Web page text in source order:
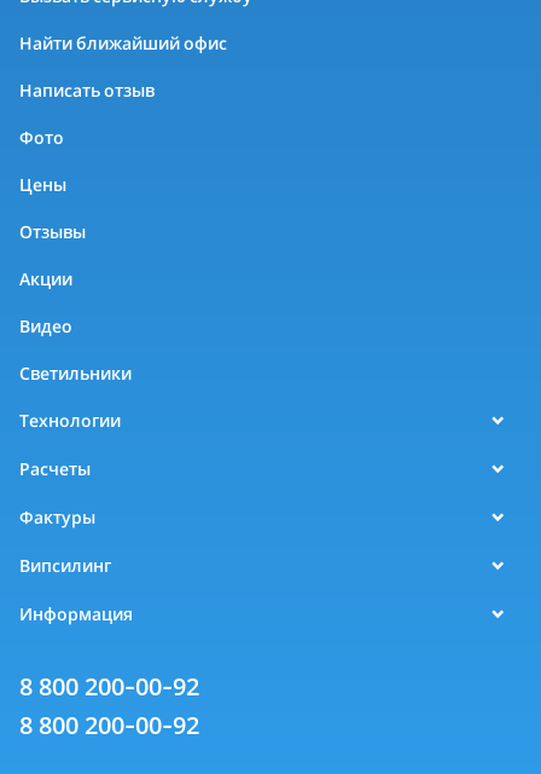
Найти ближайший офис
Написать отзыв
Фото
Цены
Отзывы
Акции
Видео
Светильники
Технологии
Расчеты
Фактуры
Випсилинг
Информация
8 800 200-00-92
8 800 200-00-92